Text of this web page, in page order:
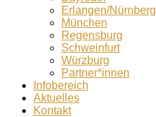
Erlangen/Nürnberg
München
Regensburg
Schweinfurt
Würzburg
Partner*innen
Infobereich
Aktuelles
Kontakt